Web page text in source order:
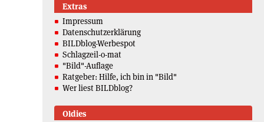
Extras
Impressum
Datenschutzerklärung
BILDblog-Werbespot
Schlagzeil-o-mat
"Bild"-Auflage
Ratgeber: Hilfe, ich bin in "Bild"
Wer liest BILDblog?
Oldies